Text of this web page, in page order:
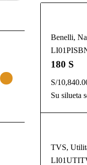
Benelli,
180 S
S/
Su silueta
TVS,